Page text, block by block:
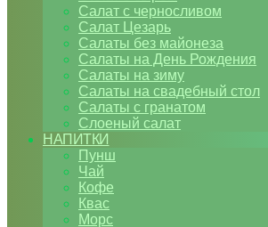
Салат с черносливом
Салат Цезарь
Салаты без майонеза
Салаты на День Рождения
Салаты на зиму
Салаты на свадебный стол
Салаты с гранатом
Слоеный салат
НАПИТКИ
Пунш
Чай
Кофе
Квас
Морс